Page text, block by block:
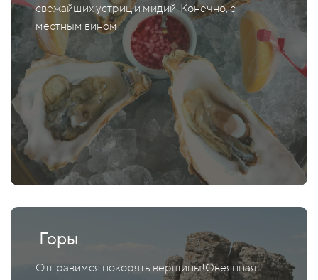
свежайших устриц и мидий. Конечно, с
местным вином!
Горы
Отправимся покорять вершины!Овеянная